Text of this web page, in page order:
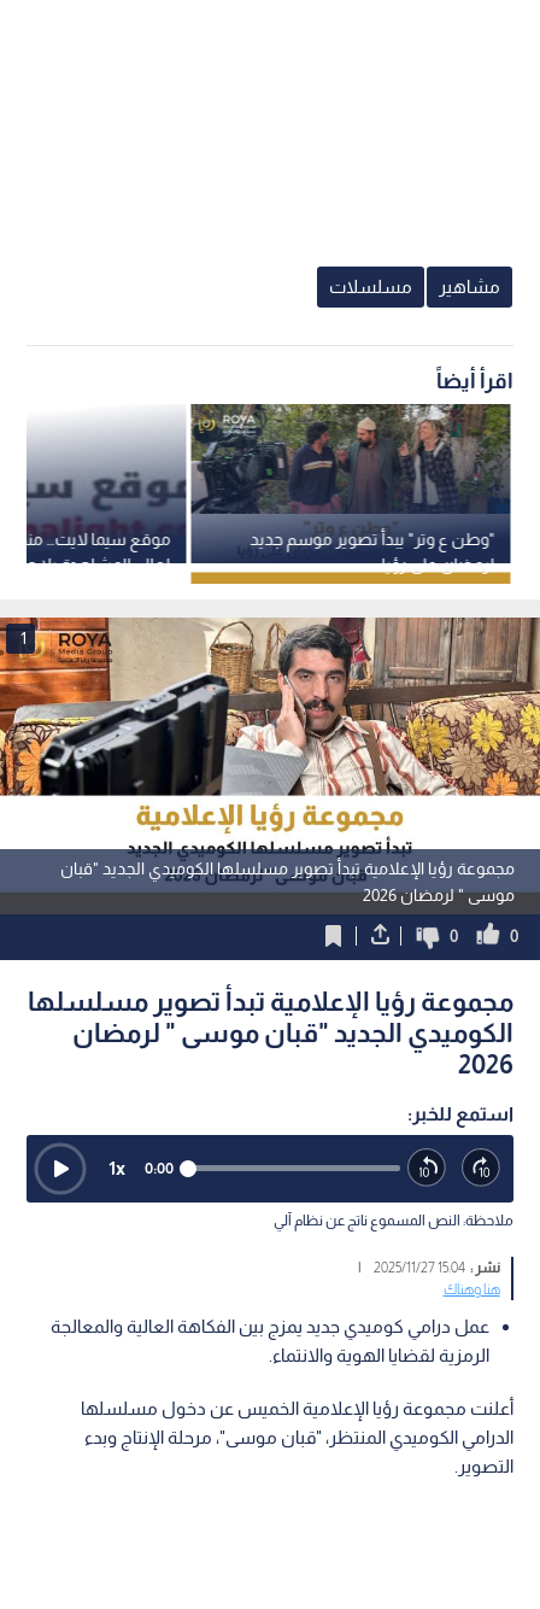
مشاهير مسلسلات
اقرأ أيضاً
موقع سيما لايت… منصتك
لعالم المشاهدة بلا حدود
"وطن ع وتر" يبدأ تصوير موسم جديد
لرمضان على رؤيا
مجموعة رؤيا الإعلامية تبدأ تصوير مسلسلها الكوميدي الجديد "قبان
موسى " لرمضان 2026
1
0
0
مجموعة رؤيا الإعلامية تبدأ تصوير مسلسلها
الكوميدي الجديد "قبان موسى " لرمضان
2026
استمع للخبر:
0:00
1x
ملاحظة: النص المسموع ناتج عن نظام آلي
نشر :15:04 2025/11/27
|
هنا وهناك
عمل درامي كوميدي جديد يمزج بين الفكاهة العالية والمعالجة
الرمزية لقضايا الهوية والانتماء.
أعلنت مجموعة رؤيا الإعلامية الخميس عن دخول مسلسلها
الدرامي الكوميدي المنتظر، "قبان موسى"، مرحلة الإنتاج وبدء
التصوير.